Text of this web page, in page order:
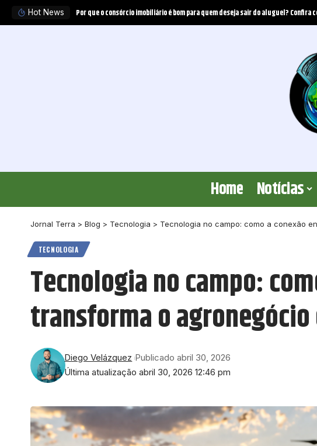
Hot News Tratamento experimental pode obrigar o plano de saúde a oferecer cobertura?
Home Notícias
Jornal Terra > Blog > Tecnologia > Tecnologia no campo: como a conexão
TECNOLOGIA
Tecnologia no campo:
transforma o agronegócio
Última atualização abril 30, 2026 12:46 pm
Diego Velázquez Publicado abril 30, 2026